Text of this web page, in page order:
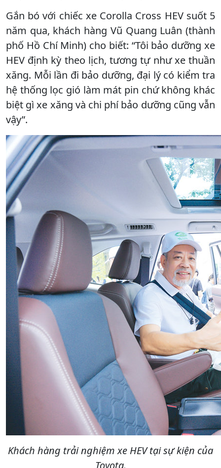
Gắn bó với chiếc xe Corolla Cross HEV suốt 5
năm qua, khách hàng Vũ Quang Luân (thành
phố Hồ Chí Minh) cho biết: “Tôi bảo dưỡng xe
HEV định kỳ theo lịch, tương tự như xe thuần
xăng. Mỗi lần đi bảo dưỡng, đại lý có kiểm tra
hệ thống lọc gió làm mát pin chứ không khác
biệt gì xe xăng và chi phí bảo dưỡng cũng vẫn
vậy”.
Khách hàng trải nghiệm xe HEV tại sự kiện của
Toyota.